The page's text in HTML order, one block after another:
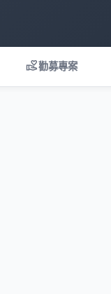
volunteer_activism勸募專案